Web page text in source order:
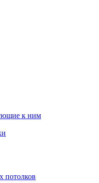
к ним
потолков